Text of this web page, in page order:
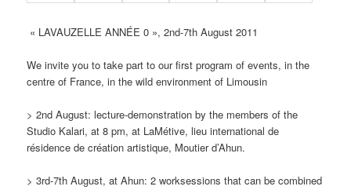
« LAVAUZELLE ANNÉE 0 », 2nd-7th August 2011
We invite you to take part to our first program of events, in the
centre of France, in the wild environment of Limousin
> 2nd August: lecture-demonstration by the members of the
Studio Kalari, at 8 pm, at LaMétive, lieu international de
résidence de création artistique, Moutier d’Ahun.
> 3rd-7th August, at Ahun: 2 worksessions that can be combined